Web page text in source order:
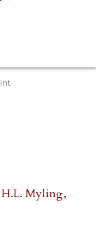
H.L. Myling,